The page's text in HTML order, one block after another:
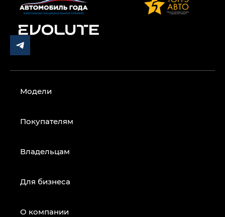
Модели
Покупателям
Владельцам
Для бизнеса
О компании